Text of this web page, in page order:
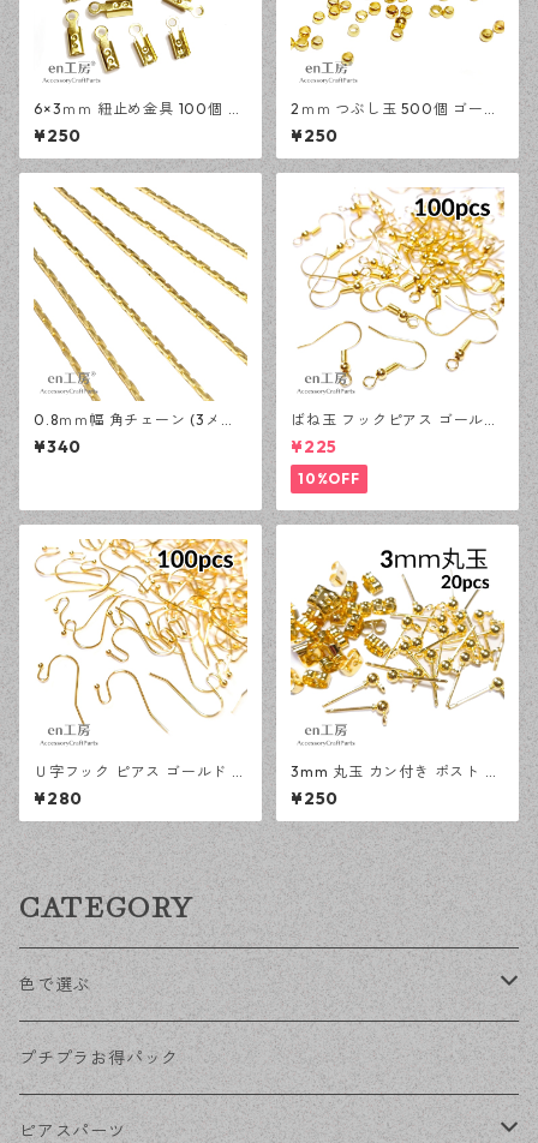
6×3ｍｍ 紐止め金具 100個 ゴ
ールド カシメ アクセサリーパ
ーツ 基礎パーツ ハンドメイド
資材 【en工房】
¥250
2ｍｍ つぶし玉 500個 ゴール
ド かしめ玉 アクセサリーパー
ツ 基礎パーツ ハンドメイド資
材 【en工房】
¥250
0.8ｍｍ幅 角チェーン (3メー
トル) ゴールド アクセサリー
パーツ 基礎パーツ ハンドメイ
¥340
ばね玉 フックピアス ゴールド
100ピース 釣針型 大容量 プチ
プラパーツ 【en工房】
¥225
10%OFF
Ｕ字フック ピアス ゴールド 1
00ピース 釣針型 大容量 プチ
プラパーツ 【en工房】
¥280
3mm 丸玉 カン付き ポスト ピ
アス ゴールド 20ピース 金属
キャッチ ピアスパーツ 【en工
房】
¥250
CATEGORY
色で選ぶ
KCゴールド
ゴールド
プチプラお得パック
ピアスパーツ